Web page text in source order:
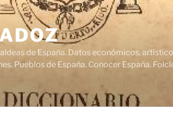
de España. Datos económicos,
Pueblos de España. Conocer España.